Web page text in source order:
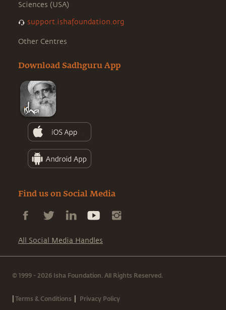
Sciences (USA)
support.ishafoundation.org
Other Centres
Download Sadhguru App
Find us on Social Media
All Social Media Handles
© 1999 - 2026 Isha Foundation. All Rights Reserved.
|Terms & Conditions | Privacy Policy